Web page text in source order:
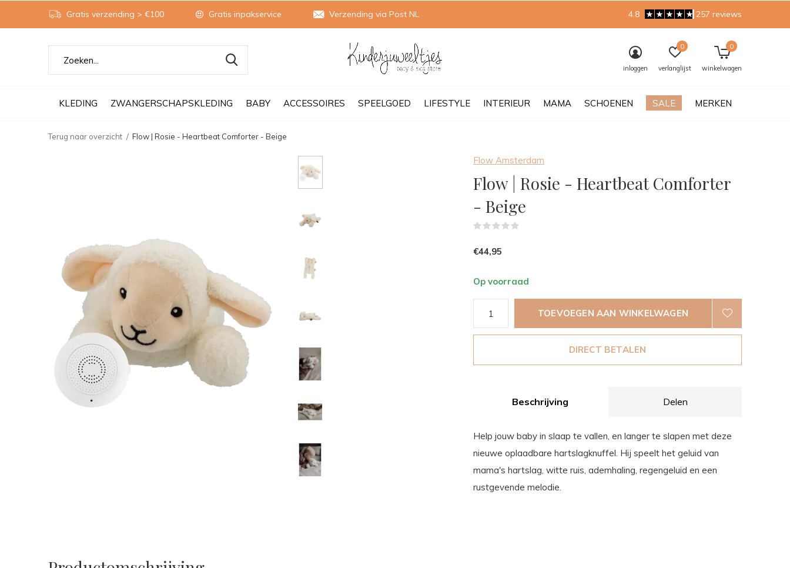
KLEDING ZWANGERSCHAPSKLEDING BABY ACCESSOIRES SPEELGOED LIFESTYLE INTERIEUR MAMA SCHOENEN SALE MERKEN
inloggen verlanglijst
0
winkelwagen
0
Gratis verzending > €100 Gratis inpakservice Verzending via Post NL 4.8 257 reviews
Terug naar overzicht Flow | Rosie - Heartbeat Comforter - Beige
Flow Amsterdam
Flow | Rosie - Heartbeat Comforter
- Beige
€44,95
Op voorraad
TOEVOEGEN AAN WINKELWAGEN
DIRECT BETALEN
Beschrijving Delen
Help jouw baby in slaap te vallen, en langer te slapen met deze
nieuwe oplaadbare hartslagknuffel. Hij speelt het geluid van
mama's hartslag, witte ruis, ademhaling, regengeluid en een
rustgevende melodie.